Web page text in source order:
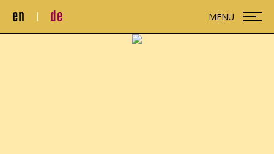
en de MENU